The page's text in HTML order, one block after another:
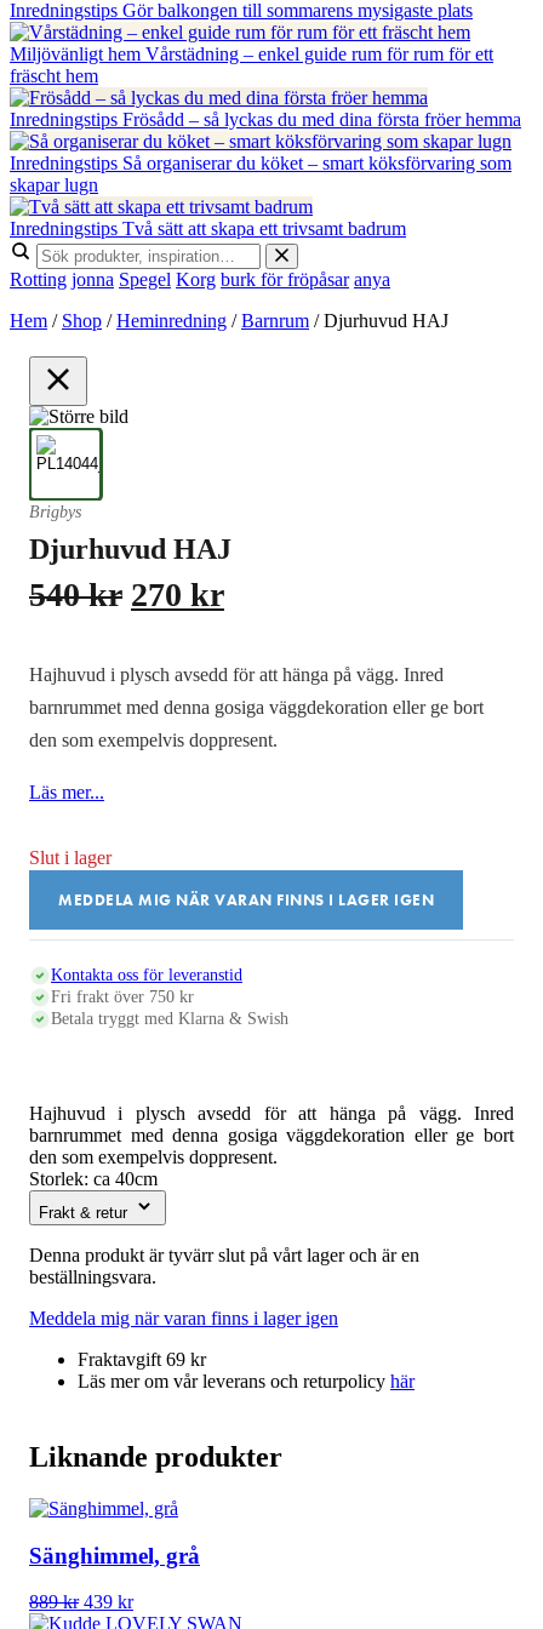
Inredningstips Gör balkongen till sommarens mysigaste plats
Miljövänligt hem Vårstädning – enkel guide rum för rum för ett
fräscht hem
Inredningstips Frösådd – så lyckas du med dina första fröer hemma
Inredningstips Så organiserar du köket – smart köksförvaring som
skapar lugn
Inredningstips Två sätt att skapa ett trivsamt badrum
Rotting jonna Spegel Korg burk för fröpåsar anya
Hem / Shop /Heminredning /Barnrum /Djurhuvud HAJ
Brigbys
Djurhuvud HAJ
540kr Det
priset
var:
540 kr.
270 krDet
priset
är:
270 kr.
Hajhuvud i plysch avsedd för att hänga på vägg. Inred
barnrummet med denna gosiga väggdekoration eller ge bort
den som exempelvis doppresent.
Läs mer...
Slut i lager
MEDDELA MIG NÄR VARAN FINNS I LAGER IGEN
Kontakta oss för leveranstid
Fri frakt över 750 kr
Betala tryggt med Klarna & Swish
Hajhuvud i plysch avsedd för att hänga på vägg. Inred
barnrummet med denna gosiga väggdekoration eller ge bort
den som exempelvis doppresent.
Storlek: ca 40cm
Frakt & retur
Denna produkt är tyvärr slut på vårt lager och är en
beställningsvara.
Meddela mig när varan finns i lager igen
Fraktavgift 69 kr
Läs mer om vår leverans och returpolicy här
Liknande produkter
Sänghimmel, grå
889kr Det
ursprungliga
439 krDet
nuvarande